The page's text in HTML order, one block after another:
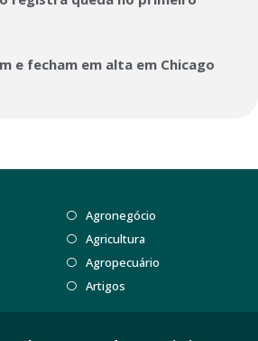
e fecham em alta em Chicago
Agronegócio
Agricultura
Agropecuário
Artigos